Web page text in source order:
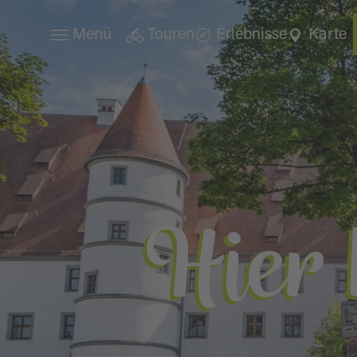
Menü Touren Erlebnisse Karte
Hier